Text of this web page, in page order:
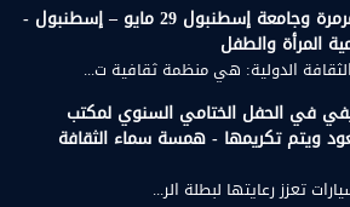
زيارة علمية إلى جامعة مرمرة وجامعة إسطنبول 29 مايو – إسطنبول -
المرأة والطفل
الدولية: هي منظمة ثقافية ت...
في الحفل الختامي السنوي لمكتب
ويتم تكريمها - همسة سماء الثقافة
تعزز رعايتها لبطلة الر...